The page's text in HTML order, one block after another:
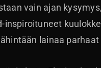
vain ajan
inspiroituneet
lainaa